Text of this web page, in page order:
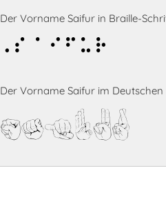
Der Vorname Saifur in Braille-
Saifur
Der Vorname Saifur im
Saifur